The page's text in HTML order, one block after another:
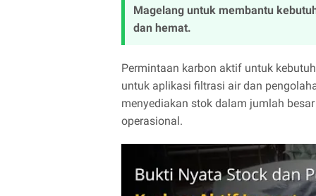
Magelang untuk membantu
dan hemat.
Permintaan karbon aktif untuk
untuk aplikasi filtrasi air dan
menyediakan stok dalam jumlah
operasional.